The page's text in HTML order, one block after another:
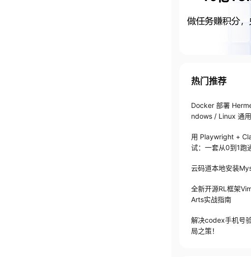
热门推荐
Docker 部署
ndows / Linux 通用
用 Playwright +
试：一套从0到1跑
云码道本地安装
全新开源RL框架
Arts实战指南
解决codex手机号
局之策！